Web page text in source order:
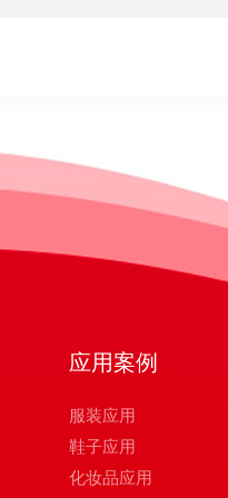
应用案例
服装应用
鞋子应用
化妆品应用